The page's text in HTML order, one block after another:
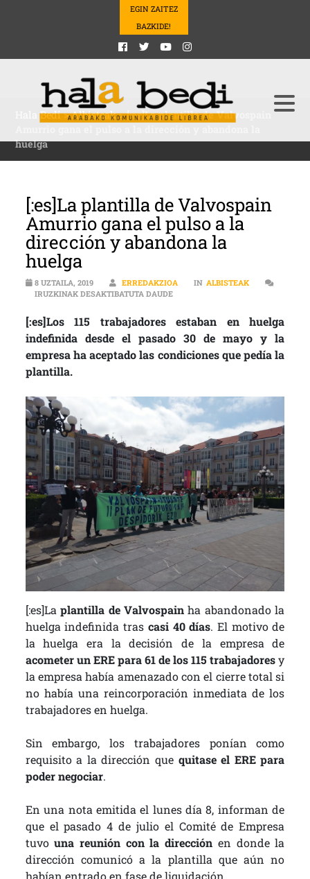
EGIN ZAITEZ
BAZKIDE!
Hala Bedi>Albisteak>[:es]La plantilla de Valvospain
huelga
[:es]La plantilla de Valvospain
Amurrio gana el pulso a la
dirección y abandona la
huelga
8 UZTAILA, 2019 ERREDAKZIOA IN ALBISTEAK
IRUZKINAK DESAKTIBATUTA DAUDE[:ES]LA PLANTILLA DE VALVOSPAIN
[:es]Los 115 trabajadores estaban en huelga
indefinida desde el pasado 30 de mayo y la
empresa ha aceptado las condiciones que pedía la
plantilla.
[:es]Laplantilla de Valvospain ha abandonado la
huelga indefinida tras casi 40 días. El motivo de
la huelga era la decisión de la empresa de
acometer un ERE para 61 de los 115 trabajadoresy
la empresa había amenazado con el cierre total si
no había una reincorporación inmediata de los
trabajadores en huelga.
Sin embargo, los trabajadores ponían como
requisito a la dirección que quitase el ERE para
poder negociar.
En una nota emitida el lunes día 8, informan de
que el pasado 4 de julio el Comité de Empresa
tuvouna reunión con la dirección en donde la
dirección comunicó a la plantilla que aún no
habían entrado en fase de liquidación.